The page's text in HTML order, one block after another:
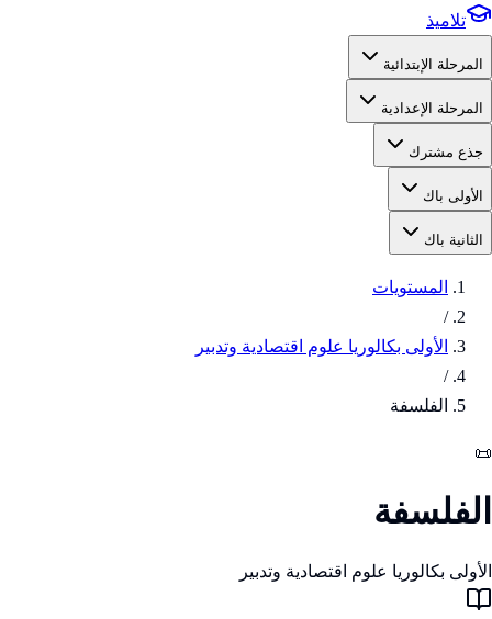
تلاميذ
المرحلة الإبتدائية
المرحلة الإعدادية
جذع مشترك
الأولى باك
الثانية باك
المستويات
/
الأولى بكالوريا علوم اقتصادية وتدبير
/
الفلسفة
📜
الفلسفة
الأولى بكالوريا علوم اقتصادية وتدبير